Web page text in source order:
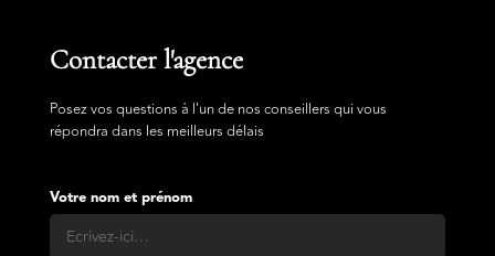
Contacter l'agence
Posez vos questions à l'un de nos conseillers qui vous
répondra dans les meilleurs délais
Votre nom et prénom